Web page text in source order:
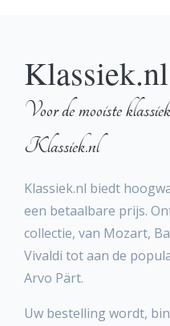
Klassiek.nl
Voor de mooiste
Klassiek.nl
Klassiek.nl biedt
een betaalbare prijs.
collectie, van Mozart,
Vivaldi tot aan de
Arvo Pärt.
Uw bestelling wordt,